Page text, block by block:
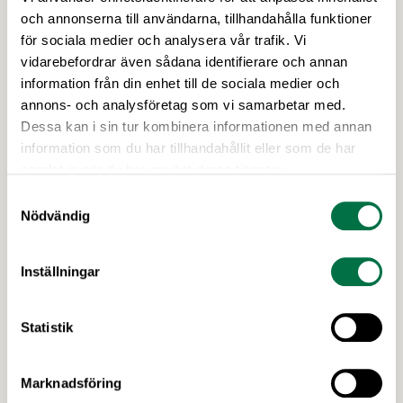
och annonserna till användarna, tillhandahålla funktioner
för sociala medier och analysera vår trafik. Vi
vidarebefordrar även sådana identifierare och annan
information från din enhet till de sociala medier och
annons- och analysföretag som vi samarbetar med.
Dessa kan i sin tur kombinera informationen med annan
information som du har tillhandahållit eller som de har
Nödvändig
Inställningar
Statistik
Marknadsföring
Patrick Axzell vald till ny ordförande i
Livsmedelsföretagen –
Livsmedelsföretagen
Patrick Axzell, vd för Orkla Snacks Sverige och
drivande i att göra BUBS till en global
exportsuccé, valdes idag till ny styrelseordförande
Eliasson Morsink som lämnar posten efter fyra år.